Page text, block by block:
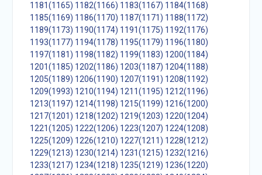
1181(1165) 1182(1166) 1183(1167) 1184(1168)
1185(1169) 1186(1170) 1187(1171) 1188(1172)
1189(1173) 1190(1174) 1191(1175) 1192(1176)
1193(1177) 1194(1178) 1195(1179) 1196(1180)
1197(1181) 1198(1182) 1199(1183) 1200(1184)
1201(1185) 1202(1186) 1203(1187) 1204(1188)
1205(1189) 1206(1190) 1207(1191) 1208(1192)
1209(1993) 1210(1194) 1211(1195) 1212(1196)
1213(1197) 1214(1198) 1215(1199) 1216(1200)
1217(1201) 1218(1202) 1219(1203) 1220(1204)
1221(1205) 1222(1206) 1223(1207) 1224(1208)
1225(1209) 1226(1210) 1227(1211) 1228(1212)
1229(1213) 1230(1214) 1231(1215) 1232(1216)
1233(1217) 1234(1218) 1235(1219) 1236(1220)